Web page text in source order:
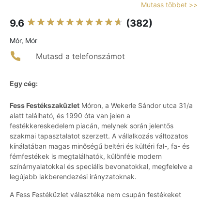
Mutass többet >>
9.6 (382)
Mór, Mór
Mutasd a telefonszámot
Egy cég:
Fess Festékszaküzlet Móron, a Wekerle Sándor utca 31/a
alatt található, és 1990 óta van jelen a
festékkereskedelem piacán, melynek során jelentős
szakmai tapasztalatot szerzett. A vállalkozás változatos
kínálatában magas minőségű beltéri és kültéri fal-, fa- és
fémfestékek is megtalálhatók, különféle modern
színárnyalatokkal és speciális bevonatokkal, megfelelve a
legújabb lakberendezési irányzatoknak.
A Fess Festéküzlet választéka nem csupán festékeket